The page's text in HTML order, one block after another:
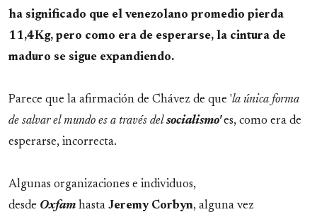
ha significado que el venezolano promedio pierda
11,4Kg, pero como era de esperarse, la cintura de
maduro se sigue expandiendo.
Parece que la afirmación de Chávez de que 'la única forma
de salvar el mundo es a través del socialismo'es, como era de
esperarse, incorrecta.
Algunas organizaciones e individuos,
desde Oxfam hasta Jeremy Corbyn, alguna vez